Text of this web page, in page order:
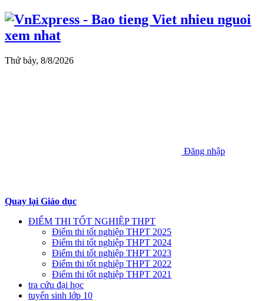
Thứ bảy, 8/8/2026
Đăng nhập
Quay lại Giáo dục
ĐIỂM THI TỐT NGHIỆP THPT
Điểm thi tốt nghiệp THPT 2025
Điểm thi tốt nghiệp THPT 2024
Điểm thi tốt nghiệp THPT 2023
Điểm thi tốt nghiệp THPT 2022
Điểm thi tốt nghiệp THPT 2021
tra cứu đại học
tuyển sinh lớp 10